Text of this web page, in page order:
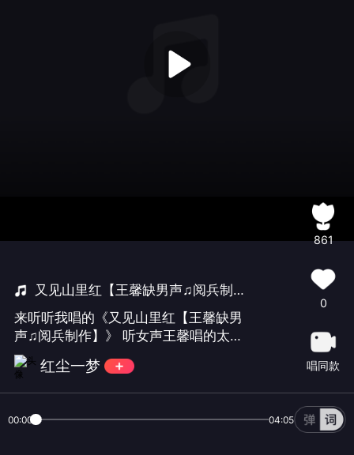
又见山里红【王馨缺男声♫阅兵制作】
来听听我唱的《又见山里红【王馨缺男
声♫阅兵制作】》 听女声王馨唱的太好
听了
红尘一梦
861
0
唱同款
00:00 04:05